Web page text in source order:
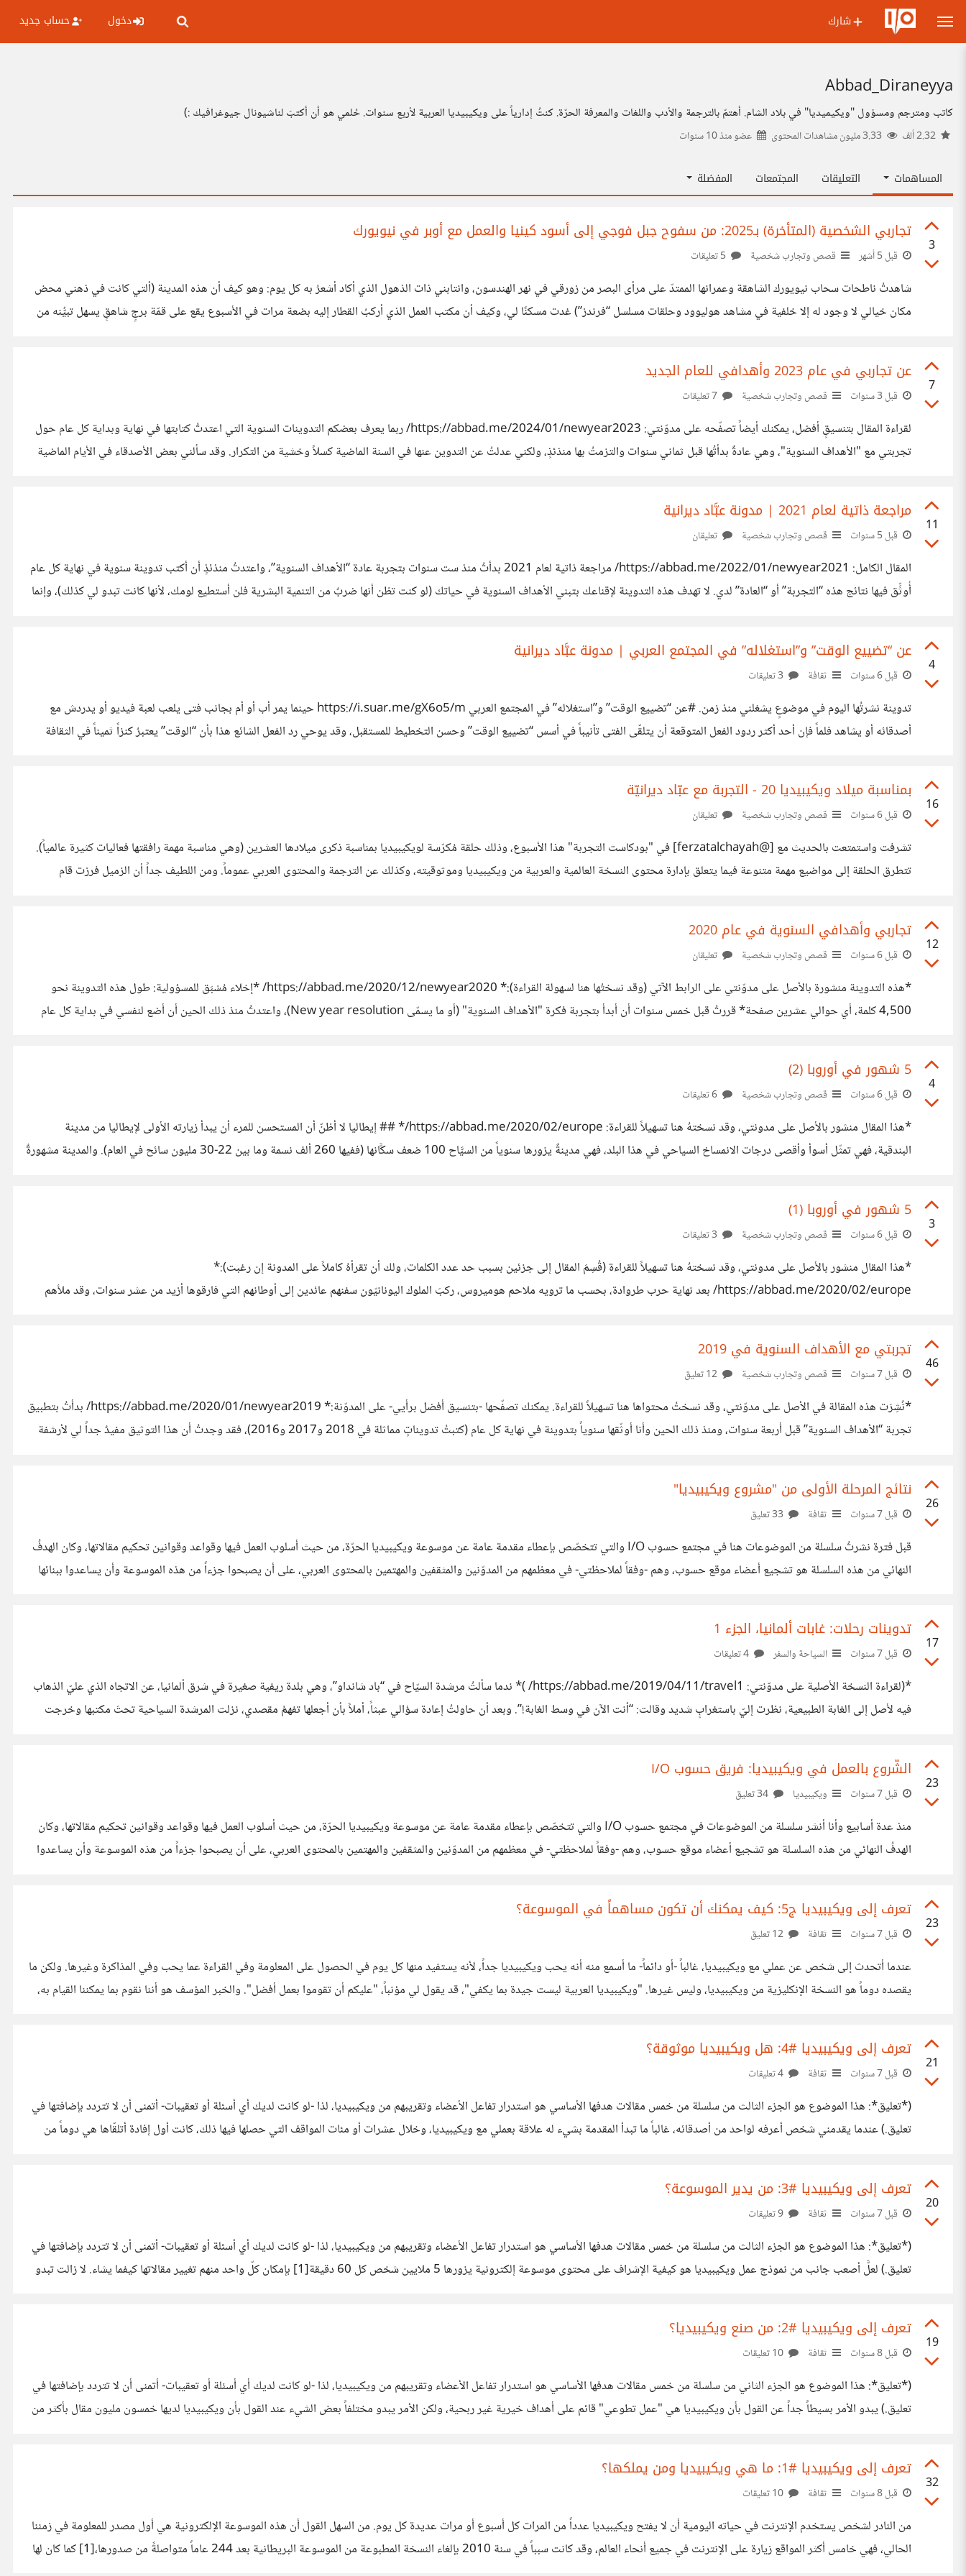
شارك دخول حساب جديد
Abbad_Diraneyya
كاتب ومترجم ومسؤول "ويكيميديا" في بلاد الشام. أهتمّ بالترجمة والأدب واللغات والمعرفة الحرّة. كنتُ إدارياً على ويكيبيديا العربية لأربع سنوات. حُلمي هو أن أكتبَ لناشيونال جيوغرافيك :)
عضو منذ10 سنوات
المساهمات التعليقات المجتمعات المفضلة
3
تجاربي الشخصية (المتأخرة) بـ2025: من سفوح جبل فوجي إلى أسود كينيا والعمل مع أوبر في نيويورك
قبل 5 أشهر قصص وتجارب شخصية
شاهدتُ ناطحات سحاب نيويورك الشاهقة وعمرانها الممتدّ على مرأى البصر من زورقي في نهر الهندسون، وانتابني ذات الذهول الذي أكاد أشعرُ به كل يوم: وهو كيف أن هذه المدينة (ألتي كانت في ذهني محض
مكان خيالي لا وجود له إلا خلفية في مشاهد هوليوود وحلقات مسلسل “فرندز”) غدت مسكنًا لي، وكيف أن مكتب العمل الذي أركبُ القطار إليه بضعة مرات في الأسبوع يقع على قمّة برجٍ شاهقٍ يسهل تبيُّنه من
7
عن تجاربي في عام 2023 وأهدافي للعام الجديد
قبل 3 سنوات قصص وتجارب شخصية
لقراءة المقال بتنسيقٍ أفضل، يمكنك أيضاً تصفّحه على مدوّنتي: https://abbad.me/2024/01/newyear2023/ ربما يعرف بعضكم التدوينات السنوية التي اعتدتُ كتابتها في نهاية وبداية كل عام حول
تجربتي مع "الأهداف السنوية"، وهي عادةٌ بدأتُها قبل ثماني سنوات والتزمتُ بها منذئذٍ، ولكني عدلتُ عن التدوين عنها في السنة الماضية كسلاً وخشية من التكرار. وقد سألني بعض الأصدقاء في الأيام الماضية
11
مراجعة ذاتية لعام 2021 | مدونة عبَّاد ديرانية
قبل 5 سنوات قصص وتجارب شخصية تعليقان
المقال الكامل: https://abbad.me/2022/01/newyear2021/ مراجعة ذاتية لعام 2021 بدأتُ منذ ست سنوات بتجربة عادة “الأهداف السنوية”، واعتدتُ منذئذٍ أن أكتب تدوينة سنوية في نهاية كل عام
أُوثِّق فيها نتائج هذه “التجربة” أو “العادة” لدي. لا تهدف هذه التدوينة لإقناعك بتبني الأهداف السنوية في حياتك (لو كنت تظن أنها ضربٌ من التنمية البشرية فلن أستطيع لومك، لأنها كانت تبدو لي كذلك)، وإنما
4
عن “تضييع الوقت” و”استغلاله” في المجتمع العربي | مدونة عبَّاد ديرانية
قبل 6 سنوات ثقافة
تدوينة نشرتُها اليوم في موضوعٍ يشغلني منذ زمن. #عن “تضييع الوقت” و”استغلاله” في المجتمع العربي https://i.suar.me/gX6o5/m حينما يمر أب أو أم بجانب فتى يلعب لعبة فيديو أو يدردش مع
أصدقائه أو يشاهد فلماً فإن أحد أكثر ردود الفعل المتوقعة أن يتلقّى الفتى تأنيباً في أسس “تضييع الوقت” وحسن التخطيط للمستقبل، وقد يوحي رد الفعل الشائع هذا بأن “الوقت” يعتبرُ كنزاً ثميناً في الثقافة
16
بمناسبة ميلاد ويكيبيديا 20 - التجربة مع عبّاد ديرانيّة
قبل 6 سنوات قصص وتجارب شخصية تعليقان
تشرفت واستمتعت بالحديث مع [@ferzatalchayah]‍ في "بودكاست التجربة" هذا الأسبوع، وذلك حلقة مُكرّسة لويكيبيديا بمناسبة ذكرى ميلادها العشرين (وهي مناسبة مهمة رافقتها فعاليات كثيرة عالمياً).
تتطرق الحلقة إلى مواضيع مهمة متنوعة فيما يتعلق بإدارة محتوى النسخة العالمية والعربية من ويكيبيديا وموثوقيته، وكذلك عن الترجمة والمحتوى العربي عموماً. ومن اللطيف جداً أن الزميل فرزت قام
v=1aKOVIC7TUk&fbclid=IwAR0nyHjSXGK8VppL0yJk-Ps_zjC6qTnc2wyXdGmib6xttJhbjXAdrNnvgvo&ab_channel=التجربةمعفرزت
12
تجاربي وأهدافي السنوية في عام 2020
قبل 6 سنوات قصص وتجارب شخصية تعليقان
*هذه التدوينة منشورة بالأصل على مدوّنتي على الرابط الآتي (وقد نسختُها هنا لسهولة القراءة):* https://abbad.me/2020/12/newyear2020/ *إخلاء مُسْبَق للمسؤولية: طول هذه التدوينة نحو
4,500 كلمة، أي حوالي عشرين صفحة* قررتُ قبل خمس سنوات أن أبدأ بتجربة فكرة "الأهداف السنوية" (أو ما يسمّى New year resolution)، واعتدتُ منذ ذلك الحين أن أضع لنفسي في بداية كل عام
4
5 شهور في أوروبا (2)
قبل 6 سنوات قصص وتجارب شخصية
*هذا المقال منشور بالأصل على مدونتي، وقد نسختهُ هنا تسهيلاً للقراءة: https://abbad.me/2020/02/europe/* ## إيطاليا لا أظنّ أن المستحسن للمرء أن يبدأ زيارته الأولى لإيطاليا من مدينة
البندقية، فهي تمثّل أسوأ وأقصى درجات الانمساخ السياحي في هذا البلد، فهي مدينةٌ يزورها سنوياً من السيَّاح 100 ضعف سكَّانها (ففيها 260 ألف نسمة وما بين 22-30 مليون سائح في العام). والمدينة مشهورةٌ
3
5 شهور في أوروبا (1)
قبل 6 سنوات قصص وتجارب شخصية
*هذا المقال منشور بالأصل على مدونتي، وقد نسختهُ هنا تسهيلاً للقراءة (قُسِمَ المقال إلى جزئين بسبب حد عدد الكلمات، ولك أن تقرأهُ كاملاً على المدونة إن رغبت):*
https://abbad.me/2020/02/europe/ بعد نهاية حرب طروادة، بحسب ما ترويه ملاحم هوميروس، ركبَ الملوك اليونانيّون سفنهم عائدين إلى أوطانهم التي فارقوها أزيد من عشر سنوات، وقد ملأهم
46
تجربتي مع الأهداف السنوية في 2019
قبل 7 سنوات قصص وتجارب شخصية
*نُشِرَت هذه المقالة في الأصل على مدوّنتي، وقد نسختُ محتواها هنا تسهيلاً للقراءة. يمكنك تصفّحها -بتنسيق أفضل برأيي- على المدوّنة:* https://abbad.me/2020/01/newyear2019/ بدأتُ بتطبيق
تجربة “الأهداف السنوية” قبل أربعة سنوات، ومنذ ذلك الحين وأنا أوثّقها سنوياً بتدوينة في نهاية كل عام (كتبتُ تدويناتٍ مماثلة في 2018 و2017 و2016)، فقد وجدتُ أن هذا التوثيق مفيدٌ جداً لي لأرشفة
26
نتائج المرحلة الأولى من "مشروع ويكيبيديا"
قبل 7 سنوات ثقافة
قبل فترة نشرتُ سلسلة من الموضوعات هنا في مجتمع حسوب I/O والتي تتخصّص بإعطاء مقدمة عامة عن موسوعة ويكيبيديا الحرّة، من حيث أسلوب العمل فيها وقواعد وقوانين تحكيم مقالاتها، وكان الهدفُ
النهائي من هذه السلسلة هو تشجيع أعضاء موقع حسوب، وهم -وفقاً لملاحظتي- في معظمهم من المدوّنين والمثقفين والمهتمين بالمحتوى العربي، على أن يصبحوا جزءاً من هذه الموسوعة وأن يساعدوا ببنائها
17
تدوينات رحلات: غابات ألمانيا، الجزء 1
قبل 7 سنوات السياحة والسفر
*(لقراءة النسخة الأصلية على مدوّنتي: https://abbad.me/2019/04/11/travel1/ )* ندما سألتُ مرشدة السيّاح في “باد شانداو”، وهي بلدة ريفية صغيرة في شرق ألمانيا، عن الاتجاه الذي عليّ الذهاب
فيه لأصل إلى الغابة الطبيعية، نظرت إليّ باستغرابٍ شديد وقالت: “أنت الآن في وسط الغابة!”. وبعد أن حاولتُ إعادة سؤالي عبثاً، أملاً بأن أجعلها تفهمُ مقصدي، نزلت المرشدة السياحية تحتَ مكتبها وخرجت
23
الشّروع بالعمل في ويكيبيديا: فريق حسوب I/O
قبل 7 سنوات ويكيبيديا
منذ عدة أسابيع وأنا أنشر سلسلة من الموضوعات في مجتمع حسوب I/O والتي تتخصّص بإعطاء مقدمة عامة عن موسوعة ويكيبيديا الحرّة، من حيث أسلوب العمل فيها وقواعد وقوانين تحكيم مقالاتها، وكان
الهدفُ النهائي من هذه السلسلة هو تشجيع أعضاء موقع حسوب، وهم -وفقاً لملاحظتي- في معظمهم من المدوّنين والمثقفين والمهتمين بالمحتوى العربي، على أن يصبحوا جزءاً من هذه الموسوعة وأن يساعدوا
23
تعرف إلى ويكيبيديا ج5: كيف يمكنك أن تكون مساهماً في الموسوعة؟
قبل 7 سنوات ثقافة
عندما أتحدث إلى شخص عن عملي مع ويكيبيديا، غالباً -أو دائماً- ما أسمع منه أنه يحب ويكيبيديا جداً، لأنه يستفيد منها كل يوم في الحصول على المعلومة وفي القراءة عما يحب وفي المذاكرة وغيرها. ولكن ما
يقصده دوماً هو النسخة الإنكليزية من ويكيبيديا، وليس غيرها. "ويكيبيديا العربية ليست جيدة بما يكفي"، قد يقول لي مؤنباً، "عليكم أن تقوموا بعمل أفضل". والخبر المؤسف هو أننا نقوم بما يمكننا القيام به،
21
تعرف إلى ويكيبيديا #4: هل ويكيبيديا موثوقة؟
قبل 7 سنوات ثقافة
(*تعليق*: هذا الموضوع هو الجزء الثالث من سلسلة من خمس مقالات هدفها الأساسي هو استدرار تفاعل الأعضاء وتقريبهم من ويكيبيديا، لذا -لو كانت لديك أي أسئلة أو تعقيبات- أتمنى أن لا تتردد بإضافتها في
تعليق.) عندما يقدمني شخص أعرفه لواحد من أصدقائه، غالباً ما تبدأ المقدمة بشيء له علاقة بعملي مع ويكيبيديا، وخلال عشرات أو مئات المواقف التي حصلها فيها ذلك، كانت أول إفادة أتلقّاها هي دوماً من
20
تعرف إلى ويكيبيديا #3: من يدير الموسوعة؟
قبل 7 سنوات ثقافة
(*تعليق*: هذا الموضوع هو الجزء الثالث من سلسلة من خمس مقالات هدفها الأساسي هو استدرار تفاعل الأعضاء وتقريبهم من ويكيبيديا، لذا -لو كانت لديك أي أسئلة أو تعقيبات- أتمنى أن لا تتردد بإضافتها في
تعليق.) لعلَّ أصعب جانب من نموذج عمل ويكيبيديا هو كيفية الإشراف على محتوى موسوعة إلكترونية يزورها 5 ملايين شخص كل 60 دقيقة[1] بإمكان كلّ واحد منهم تغيير مقالاتها كيفما يشاء. لا زالت تبدو
19
تعرف إلى ويكيبيديا #2: من صنع ويكيبيديا؟
قبل 8 سنوات ثقافة
(*تعليق*: هذا الموضوع هو الجزء الثاني من سلسلة من خمس مقالات هدفها الأساسي هو استدرار تفاعل الأعضاء وتقريبهم من ويكيبيديا، لذا -لو كانت لديك أي أسئلة أو تعقيبات- أتمنى أن لا تتردد بإضافتها في
تعليق.) يبدو الأمر بسيطاً جداً عن القول بأن ويكيبيديا هي "عمل تطوعي" قائم على أهداف خيرية غير ربحية، ولكن الأمر يبدو مختلفاً بعض الشيء عند القول بأن ويكيبيديا لديها خمسون مليون مقال بأكثر من
32
تعرف إلى ويكيبيديا #1: ما هي ويكيبيديا ومن يملكها؟
قبل 8 سنوات ثقافة
من النادر لشخص يستخدم الإنترنت في حياته اليومية أن لا يفتح ويكيبيديا عدداً من المرات كل أسبوع أو مرات عديدة كل يوم. من السهل القول أن هذه الموسوعة الإلكترونية هي أول مصدر للمعلومة في زمننا
الحالي، فهي خامس أكثر المواقع زيارة على الإنترنت في جميع أنحاء العالم، وقد كانت سبباً في سنة 2010 بإلغاء النسخة المطبوعة من الموسوعة البريطانية بعد 244 عاماً متواصلةً من صدورها،[1] كما كان لها